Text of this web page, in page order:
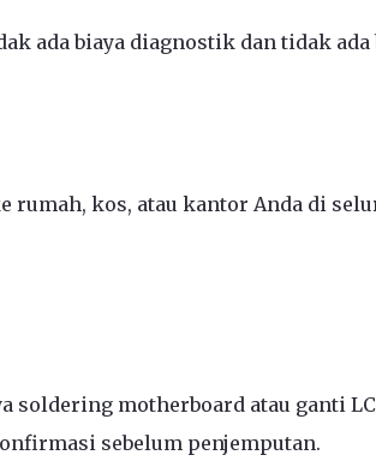
ada biaya diagnostik dan tidak
kos, atau kantor Anda di
motherboard atau ganti
sebelum penjemputan.